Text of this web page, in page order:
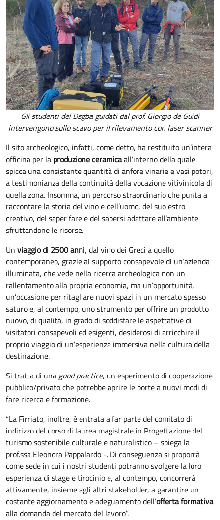
Gli studenti del Dsgba guidati dal prof. Giorgio de Guidi
intervengono sullo scavo per il rilevamento con laser scanner
Il sito archeologico, infatti, come detto, ha restituito un’intera
officina per la produzione ceramicaall’interno della quale
spicca una consistente quantità di anfore vinarie e vasi potori,
a testimonianza della continuità della vocazione vitivinicola di
quella zona. Insomma, un percorso straordinario che punta a
raccontare la storia del vino e dell’uomo, del suo estro
creativo, del saper fare e del sapersi adattare all’ambiente
sfruttandone le risorse.
Un viaggio di 2500 anni, dal vino dei Greci a quello
contemporaneo, grazie al supporto consapevole di un’azienda
illuminata, che vede nella ricerca archeologica non un
rallentamento alla propria economia, ma un’opportunità,
un’occasione per ritagliare nuovi spazi in un mercato spesso
saturo e, al contempo, uno strumento per offrire un prodotto
nuovo, di qualità, in grado di soddisfare le aspettative di
visitatori consapevoli ed esigenti, desiderosi di arricchire il
proprio viaggio di un’esperienza immersiva nella cultura della
destinazione.
Si tratta di unagood practice, un esperimento di cooperazione
pubblico/privato che potrebbe aprire le porte a nuovi modi di
fare ricerca e formazione.
“La Firriato, inoltre, è entrata a far parte del comitato di
indirizzo del corso di laurea magistrale in Progettazione del
turismo sostenibile culturale e naturalistico – spiega la
prof.ssa Eleonora Pappalardo -. Di conseguenza si proporrà
come sede in cui i nostri studenti potranno svolgere la loro
esperienza di stage e tirocinio e, al contempo, concorrerà
attivamente, insieme agli altri stakeholder, a garantire un
costante aggiornamento e adeguamento dell’offerta formativa
alla domanda del mercato del lavoro”.